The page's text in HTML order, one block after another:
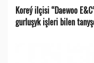
Koreý ilçisi “Daewoo
gurluşyk işleri bilen